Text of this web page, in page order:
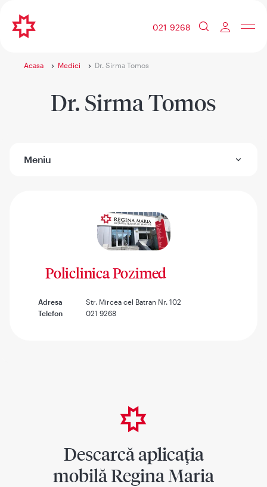
021 9268
Acasa Medici Dr. Sirma Tomos
Dr. Sirma Tomos
Meniu
Policlinica Pozimed
Adresa
Str. Mircea cel Batran Nr. 102
Telefon
021 9268
Descarcă aplicația
mobilă Regina Maria